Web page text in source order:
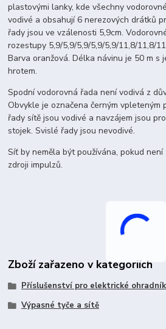
plastovými lanky, kde všechny
vodivé a obsahují 6 nerezových drátků
řady jsou ve vzálenosti 5,9cm.
rozestupy 5,9/5,9/5,9/5,9/5,9/11,8/11,8/
Barva oranžová. Délka návinu je 50 m s
hrotem.
Spodní vodorovná řada není vodivá z
Obvykle je označena černým vpleteným
řady sítě jsou vodivé a navzájem jsou
stojek. Svislé řady jsou nevodivé.
Síť by neměla být používána, pokud
zdroji impulzů.
Zboží zařazeno v kategoriích
Příslušenství pro elektrické
Výpasné tyče a sítě